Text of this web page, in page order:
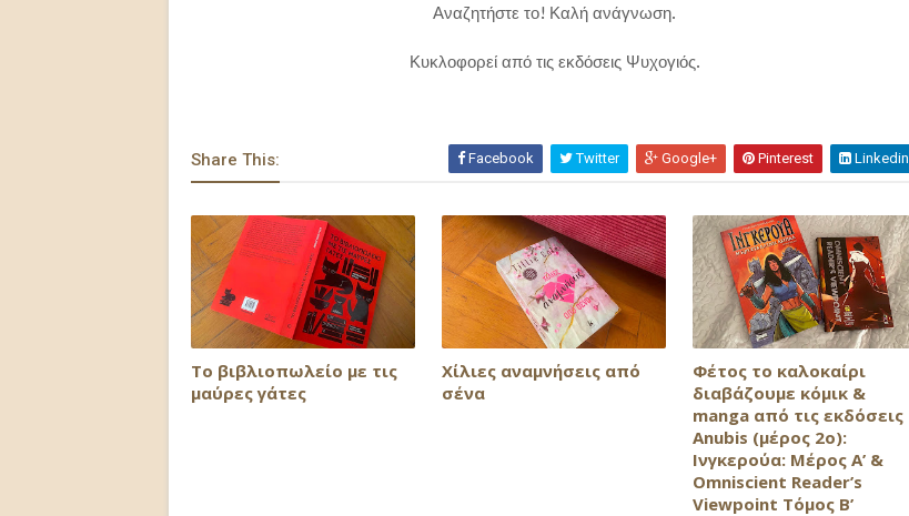
Αναζητήστε το! Καλή ανάγνωση.
Κυκλοφορεί από τις εκδόσεις Ψυχογιός.
Share This: Facebook Twitter Google+ Pinterest Linkedin
Το βιβλιοπωλείο με τις
μαύρες γάτες
Xίλιες αναμνήσεις από
σένα
Φέτος το καλοκαίρι
διαβάζουμε κόμικ &
manga από τις εκδόσεις
Anubis (μέρος 2ο):
Ινγκερούα: Μέρος Α’ &
Omniscient Reader’s
Viewpoint Τόμος Β’